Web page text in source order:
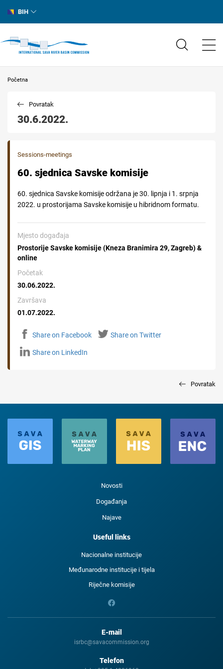
BIH
Početna
30.6.2022.
Povratak
Sessions-meetings
60. sjednica Savske komisije
60. sjednica Savske komisije održana je 30. lipnja i 1. srpnja
2022. u prostorijama Savske komisije u hibridnom formatu.
Mjesto događaja
Prostorije Savske komisije (Kneza Branimira 29, Zagreb) &
online
Početak
30.06.2022.
Završava
01.07.2022.
Share on Facebook Share on Twitter
Share on LinkedIn
Povratak
Novosti
Događanja
Najave
Useful links
Nacionalne institucije
Međunarodne institucije i tijela
Riječne komisije
E-mail
isrbc@savacommission.org
Telefon